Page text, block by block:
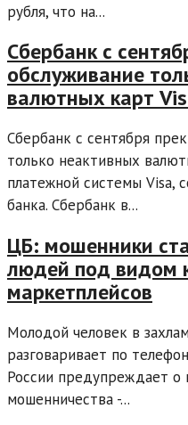
рубля, что на...
Сбербанк с
обслуживание
валютных карт
Сбербанк с сентября
только неактивных
платежной системы Visa,
банка. Сбербанк в...
ЦБ: мошенники
людей под видом
маркетплейсов
Молодой человек в
разговаривает по
России предупреждает о
мошенничества -...